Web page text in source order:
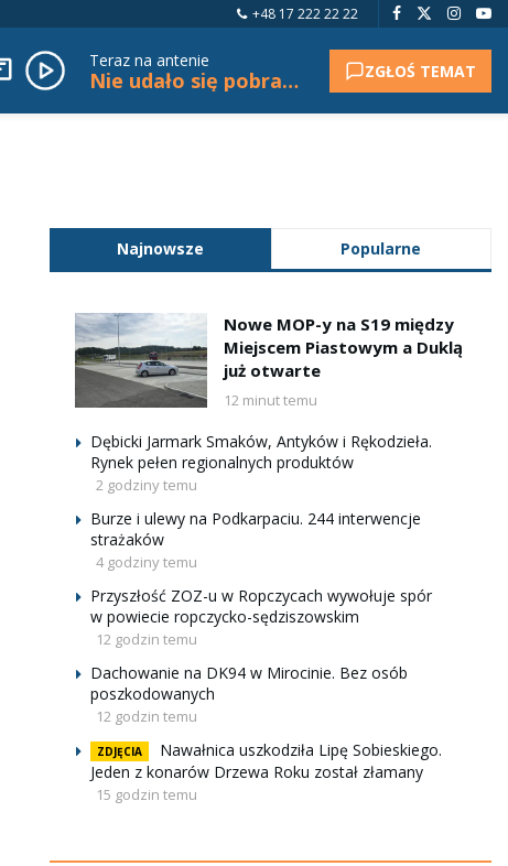
+48 17 222 22 22
Teraz na antenie
Nie udało się pobrać tytułu. ZGŁOŚ TEMAT
Najnowsze Popularne
Nowe MOP-y na S19 między
Miejscem Piastowym a Duklą
już otwarte
12 minut temu
Dębicki Jarmark Smaków, Antyków i Rękodzieła.
Rynek pełen regionalnych produktów
2 godziny temu
Burze i ulewy na Podkarpaciu. 244 interwencje
strażaków
4 godziny temu
Przyszłość ZOZ-u w Ropczycach wywołuje spór
w powiecie ropczycko-sędziszowskim
12 godzin temu
Dachowanie na DK94 w Mirocinie. Bez osób
poszkodowanych
12 godzin temu
ZDJĘCIA
Nawałnica uszkodziła Lipę Sobieskiego.
Jeden z konarów Drzewa Roku został złamany
15 godzin temu